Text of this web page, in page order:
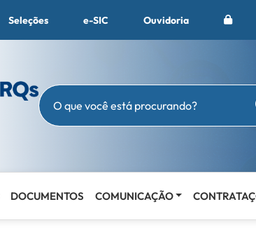
Seleções e-SIC Ouvidoria
O que você está procurando?
DOCUMENTOS COMUNICAÇÃO